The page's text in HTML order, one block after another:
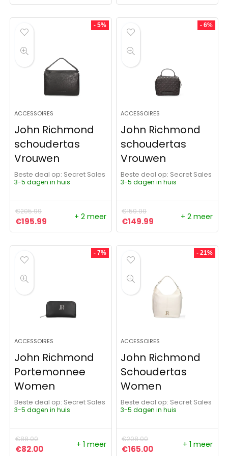
- 5%
ACCESSOIRES
John Richmond
schoudertas
Vrouwen
Beste deal op:
Secret Sales
3-5 dagen in huis
€205.99
Oorspronkelijke prijs was: €205.99.
€195.99 Huidige prijs is: €195.99.
+ 2 meer
- 6%
ACCESSOIRES
John Richmond
schoudertas
Vrouwen
Beste deal op:
Secret Sales
3-5 dagen in huis
€159.99
Oorspronkelijke prijs was:
€149.99 Huidige prijs is:
+ 2 meer
- 7%
ACCESSOIRES
John Richmond
Portemonnee
Women
Beste deal op:
Secret Sales
3-5 dagen in huis
€88.00
Oorspronkelijke prijs was: €88.00.
€82.00Huidige prijs is: €82.00.
+ 1 meer
- 21%
ACCESSOIRES
John Richmond
Schoudertas
Women
Beste deal op:
Secret Sales
3-5 dagen in huis
€208.00
Oorspronkelijke prijs was:
€165.00Huidige prijs is:
+ 1 meer